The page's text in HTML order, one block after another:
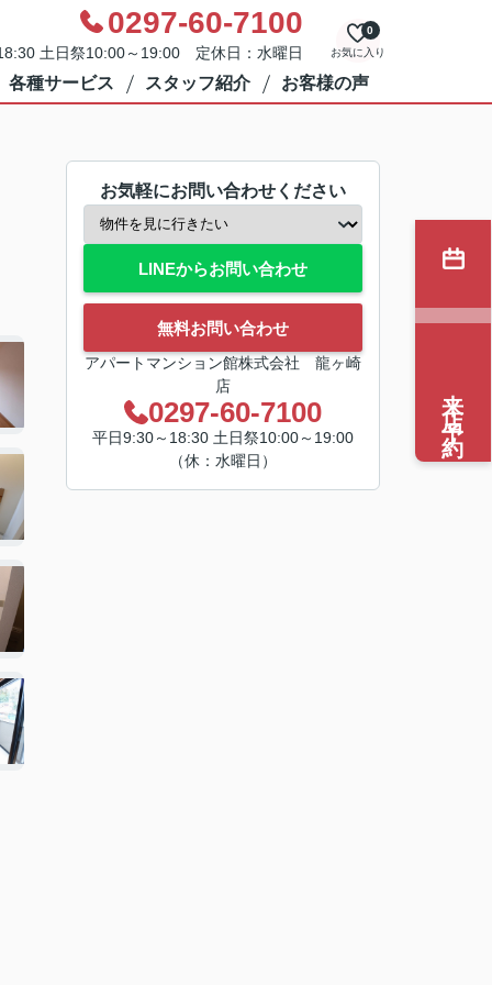
0297-60-7100
土日祭10:00～19:00 定休日：水曜日 お気に入り
0
各種サービス スタッフ紹介 お客様の声
お気軽にお問い合わせください
LINEからお問い合わせ
無料お問い合わせ
アパートマンション館株式会社 龍ヶ崎
店
0297-60-7100
平日9:30～18:30 土日祭10:00～19:00
（休：水曜日）
来店予約